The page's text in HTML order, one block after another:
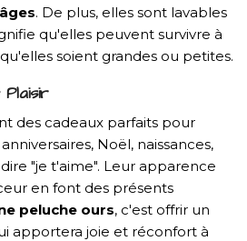
. De plus, elles sont lavables
qu'elles peuvent survivre à
soient grandes ou petites.
des cadeaux parfaits pour
Noël, naissances,
"je t'aime". Leur apparence
en font des présents
peluche ours, c'est offrir un
apportera joie et réconfort à